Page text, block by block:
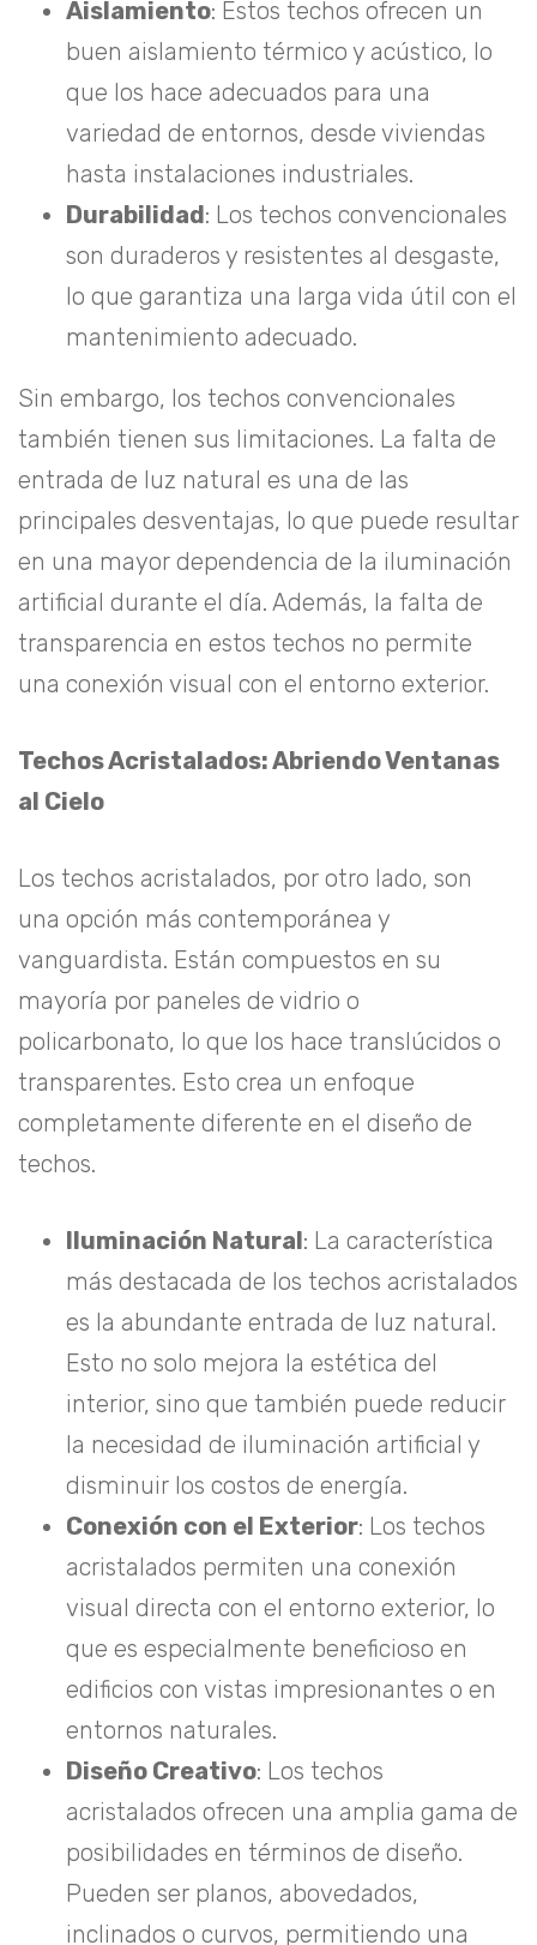
Aislamiento: Estos techos ofrecen un
buen aislamiento térmico y acústico, lo
que los hace adecuados para una
variedad de entornos, desde viviendas
hasta instalaciones industriales.
Durabilidad: Los techos convencionales
son duraderos y resistentes al desgaste,
lo que garantiza una larga vida útil con el
mantenimiento adecuado.
Sin embargo, los techos convencionales
también tienen sus limitaciones. La falta de
entrada de luz natural es una de las
principales desventajas, lo que puede resultar
en una mayor dependencia de la iluminación
artificial durante el día. Además, la falta de
transparencia en estos techos no permite
una conexión visual con el entorno exterior.
Techos Acristalados: Abriendo Ventanas
al Cielo
Los techos acristalados, por otro lado, son
una opción más contemporánea y
vanguardista. Están compuestos en su
mayoría por paneles de vidrio o
policarbonato, lo que los hace translúcidos o
transparentes. Esto crea un enfoque
completamente diferente en el diseño de
techos.
Iluminación Natural: La característica
más destacada de los techos acristalados
es la abundante entrada de luz natural.
Esto no solo mejora la estética del
interior, sino que también puede reducir
la necesidad de iluminación artificial y
disminuir los costos de energía.
Conexión con el Exterior: Los techos
acristalados permiten una conexión
visual directa con el entorno exterior, lo
que es especialmente beneficioso en
edificios con vistas impresionantes o en
entornos naturales.
Diseño Creativo: Los techos
acristalados ofrecen una amplia gama de
posibilidades en términos de diseño.
Pueden ser planos, abovedados,
inclinados o curvos, permitiendo una